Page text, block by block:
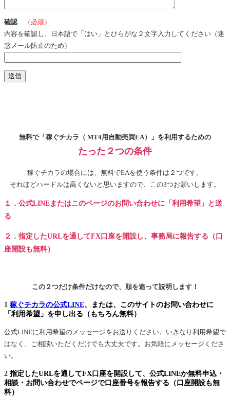
確認
（必須）
内容を確認し、日本語で「はい」とひらがな２文字入力してください（迷
惑メール防止のため）
無料で「稼ぐチカラ（ MT4用自動売買EA）」を利用するための
たった２つの条件
稼ぐチカラの場合には、無料でEAを使う条件は２つです。
それほどハードルは高くないと思いますので、この3つお願いします。
１．公式LINEまたはこのページのお問い合わせに「利用希望」と送
る
２．指定したURLを通してFX口座を開設し、事務局に報告する（口
座開設も無料）
この２つだけ条件だけなので、順を追って説明します！
1 稼ぐチカラの公式LINE、または、このサイトのお問い合わせに
「利用希望」を申し出る（もちろん無料）
公式LINEに利用希望のメッセージをお送りください。いきなり利用希望で
はなく、ご相談いただくだけでも大丈夫です。お気軽にメッセージくださ
い。
2 指定したURLを通してFX口座を開設して、公式LINEか無料申込・
相談・お問い合わせでページで口座番号を報告する（口座開設も無
料）